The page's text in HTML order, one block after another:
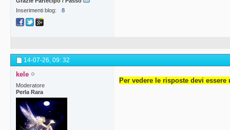
Inserimenti blog
8
14-07-26, 09: 32
kele
Moderatore
Perla Rara
Per vedere le risposte devi